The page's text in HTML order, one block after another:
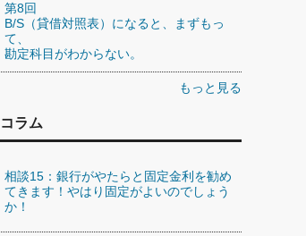
第8回
B/S（貸借対照表）になると、まずもっ
て、
勘定科目がわからない。
もっと見る
ラム
相談15：銀行がやたらと固定金利を勧め
てきます！やはり固定がよいのでしょう
か！